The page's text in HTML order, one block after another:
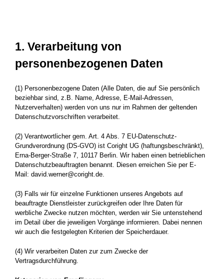
1. Verarbeitung von
personenbezogenen Daten
(1) Personenbezogene Daten (Alle Daten, die auf Sie persönlich
beziehbar sind, z.B. Name, Adresse, E-Mail-Adressen,
Nutzerverhalten) werden von uns nur im Rahmen der geltenden
Datenschutzvorschriften verarbeitet.
(2) Verantwortlicher gem. Art. 4 Abs. 7 EU-Datenschutz-
Grundverordnung (DS-GVO) ist Coright UG (haftungsbeschränkt),
Erna-Berger-Straße 7, 10117 Berlin. Wir haben einen betrieblichen
Datenschutzbeauftragten benannt. Diesen erreichen Sie per E-
Mail: david.werner@coright.de.
(3) Falls wir für einzelne Funktionen unseres Angebots auf
beauftragte Dienstleister zurückgreifen oder Ihre Daten für
werbliche Zwecke nutzen möchten, werden wir Sie untenstehend
im Detail über die jeweiligen Vorgänge informieren. Dabei nennen
wir auch die festgelegten Kriterien der Speicherdauer.
(4) Wir verarbeiten Daten zur zum Zwecke der
Vertragsdurchführung.